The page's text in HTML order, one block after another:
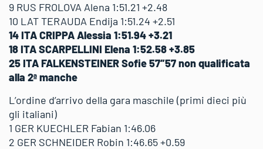
9 RUS FROLOVA Alena 1:51.21 +2.48
10 LAT TERAUDA Endija 1:51.24 +2.51
14 ITA CRIPPA Alessia 1:51.94 +3.21
18 ITA SCARPELLINI Elena 1:52.58 +3.85
25 ITA FALKENSTEINER Sofie 57″57 non qualificata
alla 2ª manche
L’ordine d’arrivo della gara maschile (primi dieci più
gli italiani)
1 GER KUECHLER Fabian 1:46.06
2 GER SCHNEIDER Robin 1:46.65 +0.59